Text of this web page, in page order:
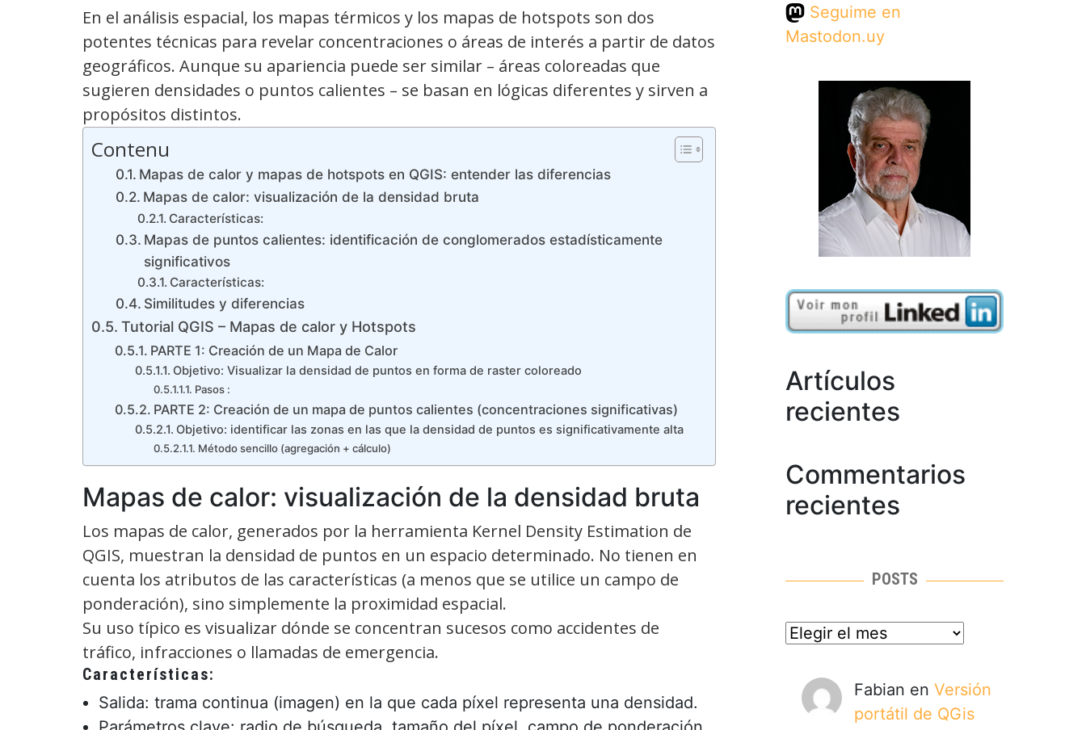
En el análisis espacial, los mapas térmicos y los mapas de hotspots son dos
potentes técnicas para revelar concentraciones o áreas de interés a partir de datos
geográficos. Aunque su apariencia puede ser similar – áreas coloreadas que
sugieren densidades o puntos calientes – se basan en lógicas diferentes y sirven a
propósitos distintos.
Contenu
Mapas de calor y mapas de hotspots en QGIS: entender las diferencias
Mapas de calor: visualización de la densidad bruta
Características:
Mapas de puntos calientes: identificación de conglomerados estadísticamente
significativos
Características:
Similitudes y diferencias
Tutorial QGIS – Mapas de calor y Hotspots
PARTE 1: Creación de un Mapa de Calor
Objetivo: Visualizar la densidad de puntos en forma de raster coloreado
Pasos :
PARTE 2: Creación de un mapa de puntos calientes (concentraciones significativas)
Objetivo: identificar las zonas en las que la densidad de puntos es significativamente alta
Método sencillo (agregación + cálculo)
Mapas de calor: visualización de la densidad bruta
Los mapas de calor, generados por la herramienta Kernel Density Estimation de
QGIS, muestran la densidad de puntos en un espacio determinado. No tienen en
cuenta los atributos de las características (a menos que se utilice un campo de
ponderación), sino simplemente la proximidad espacial.
Su uso típico es visualizar dónde se concentran sucesos como accidentes de
tráfico, infracciones o llamadas de emergencia.
Características:
Salida: trama continua (imagen) en la que cada píxel representa una densidad.
Seguime en
Mastodon.uy
Artículos
recientes
Commentarios
recientes
POSTS
posts
Fabian en Versión
portátil de QGis